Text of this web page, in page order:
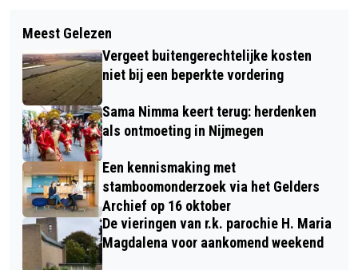
Meest Gelezen
Vergeet buitengerechtelijke kosten
niet bij een beperkte vordering
Sama Nimma keert terug: herdenken
als ontmoeting in Nijmegen
Een kennismaking met
stamboomonderzoek via het Gelders
Archief op 16 oktober
De vieringen van r.k. parochie H. Maria
Magdalena voor aankomend weekend